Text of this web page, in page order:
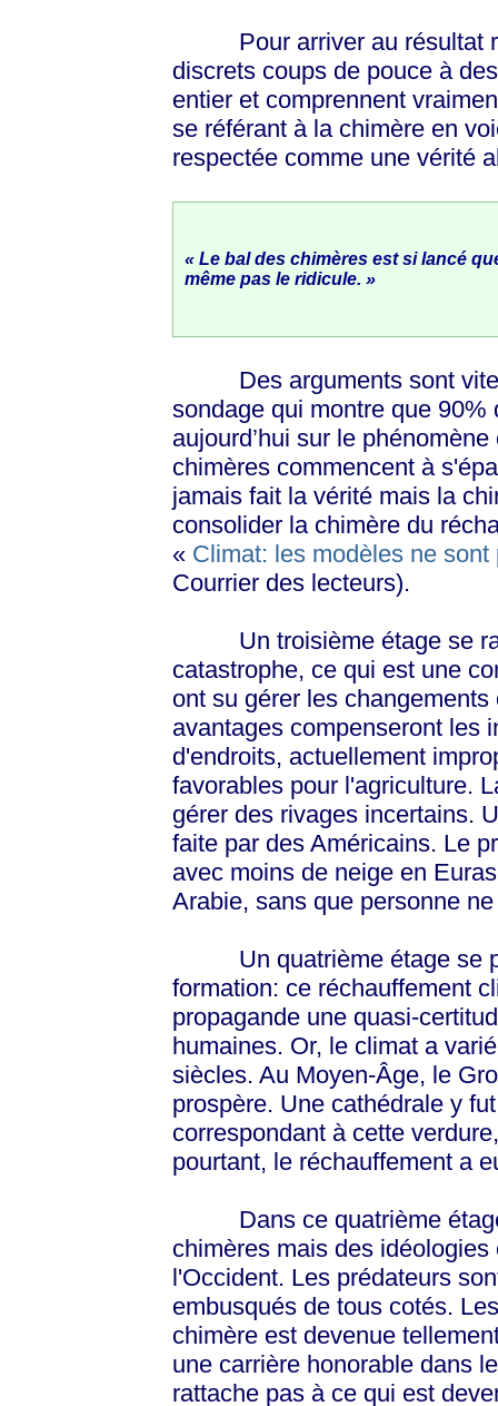
Pour arriver au résultat
discrets coups de pouce à
entier et comprennent
se référant à la chimère en
respectée comme une vérité
« Le bal des chimères est si lancé
même pas le ridicule. »
Des arguments sont vite
sondage qui montre que
aujourd’hui sur le
chimères commencent à
jamais fait la vérité mais la
consolider la chimère du
« Climat: les modèles ne sont
Courrier des lecteurs).
Un troisième étage se
catastrophe, ce qui est une
ont su gérer les
avantages compenseront les
d'endroits, actuellement
favorables pour l'agriculture.
gérer des rivages incertains.
faite par des Américains. Le
avec moins de neige en
Arabie, sans que personne
Un quatrième étage se
formation: ce réchauffement
propagande une quasi-
humaines. Or, le climat a
siècles. Au Moyen-Âge, le
prospère. Une cathédrale y
correspondant à cette
pourtant, le réchauffement a
Dans ce quatrième
chimères mais des
l'Occident. Les prédateurs
embusqués de tous cotés.
chimère est devenue
une carrière honorable dans
rattache pas à ce qui est